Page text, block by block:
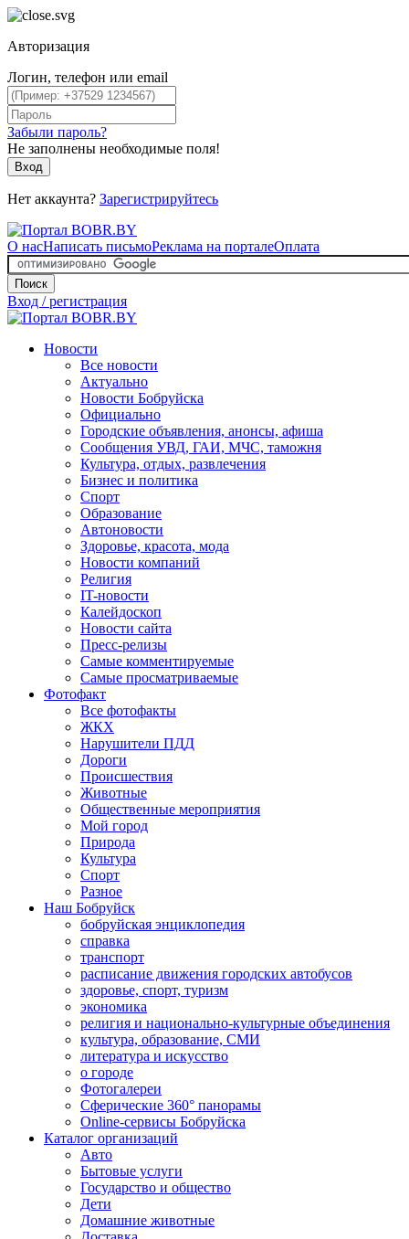
Авторизация
Логин, телефон или email
Забыли пароль?
Не заполнены необходимые поля!
Вход
Нет аккаунта? Зарегистрируйтесь
О насНаписать письмоРеклама на порталеОплата
Поиск
Вход / регистрация
Новости
Все новости
Актуально
Новости Бобруйска
Официально
Городские объявления, анонсы, афиша
Сообщения УВД, ГАИ, МЧС, таможня
Культура, отдых, развлечения
Бизнес и политика
Спорт
Образование
Автоновости
Здоровье, красота, мода
Новости компаний
Религия
IT-новости
Калейдоскоп
Новости сайта
Пресс-релизы
Самые комментируемые
Самые просматриваемые
Фотофакт
Все фотофакты
ЖКХ
Нарушители ПДД
Дороги
Происшествия
Животные
Общественные мероприятия
Мой город
Природа
Культура
Спорт
Разное
Наш Бобруйск
бобруйская энциклопедия
справка
транспорт
расписание движения городских автобусов
здоровье, спорт, туризм
экономика
религия и национально-культурные объединения
культура, образование, СМИ
литература и искусство
о городе
Фотогалереи
Сферические 360° панорамы
Online-сервисы Бобруйска
Каталог организаций
Авто
Бытовые услуги
Государство и общество
Дети
Домашние животные